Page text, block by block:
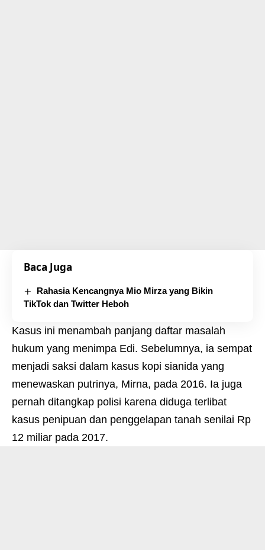
Baca Juga
Rahasia Kencangnya Mio Mirza yang Bikin
TikTok dan Twitter Heboh
Kasus ini menambah panjang daftar masalah
hukum yang menimpa Edi. Sebelumnya, ia sempat
menjadi saksi dalam kasus kopi sianida yang
menewaskan putrinya, Mirna, pada 2016. Ia juga
pernah ditangkap polisi karena diduga terlibat
kasus penipuan dan penggelapan tanah senilai Rp
12 miliar pada 2017.